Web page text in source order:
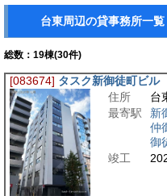
台東周辺の貸事務所一覧
総数： 19棟(30件)
[083674] タスク新御徒町ビル
住所
台
最寄駅
新
仲
御
竣工